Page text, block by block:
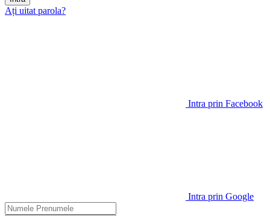
Ați uitat parola?
Intra prin Facebook
Intra prin Google